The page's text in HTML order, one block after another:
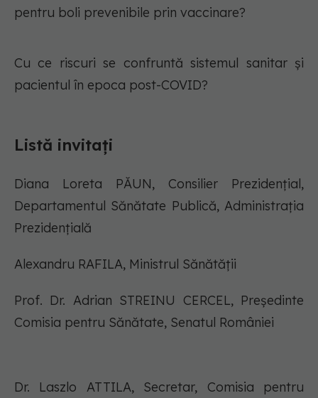
pentru boli prevenibile prin vaccinare?
Cu ce riscuri se confruntă sistemul sanitar și
pacientul în epoca post-COVID?
Listă invitați
Diana Loreta PĂUN, Consilier Prezidențial,
Departamentul Sănătate Publică, Administrația
Prezidențială
Alexandru RAFILA, Ministrul Sănătății
Prof. Dr. Adrian STREINU CERCEL, Președinte
Comisia pentru Sănătate, Senatul României
Dr. Laszlo ATTILA, Secretar, Comisia pentru